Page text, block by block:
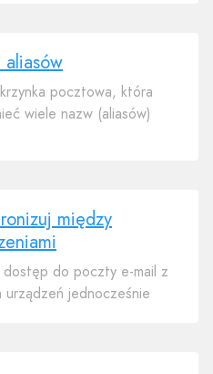
pocztowa, która
wiele nazw (aliasów)
między
dostęp do poczty e-mail z
urządzeń jednocześnie